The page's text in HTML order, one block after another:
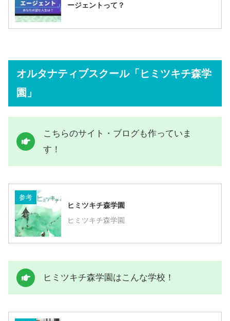
ージェントって？
オルタナティブスクール「ヒミツキチ森学
園」
こちらのサイト・ブログも作っていま
す！
参考
ヒミツキチ森学園
ヒミツキチ森学園
ヒミツキチ森学園はこんな学校！